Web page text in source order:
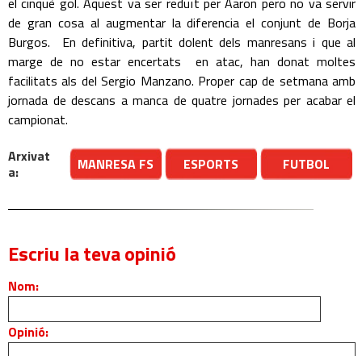
de gran cosa al augmentar la diferencia el conjunt de Borja
Burgos. En definitiva, partit dolent dels manresans i que al
marge de no estar encertats en atac, han donat moltes
facilitats als del Sergio Manzano. Proper cap de setmana amb
jornada de descans a manca de quatre jornades per acabar el
campionat.
Arxivat
a:
MANRESA FS ESPORTS FUTBOL
Escriu la teva opinió
Nom:
Opinió: